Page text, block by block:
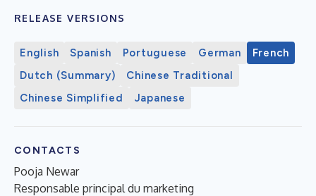
RELEASE VERSIONS
English Spanish Portuguese German
French
Dutch (Summary)
Chinese Traditional
Chinese Simplified
Japanese
CONTACTS
Pooja Newar
Responsable principal du marketing